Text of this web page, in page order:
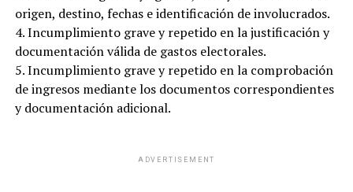
origen, destino, fechas e identificación de involucrados.
4. Incumplimiento grave y repetido en la justificación y
documentación válida de gastos electorales.
5. Incumplimiento grave y repetido en la comprobación
de ingresos mediante los documentos correspondientes
y documentación adicional.
ADVERTISEMENT